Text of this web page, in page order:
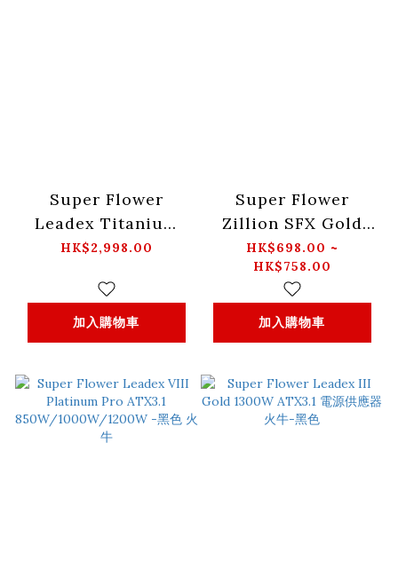
Super Flower
Leadex Titanium
1700W ATX3.1 電源
HK$2,998.00
加入購物車
Super Flower
Zillion SFX Gold
ATX3.1 750W/850W
火牛
HK$698.00 ~
HK$758.00
加入購物車